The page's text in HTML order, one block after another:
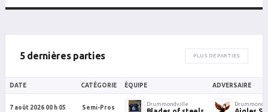
5 dernières parties PLUS DE PARTIES
DATE CATÉGORIE ÉQUIPE ADVERSAIRE
7 août 2026 00 h 05 Semi-Pros
Drummondville